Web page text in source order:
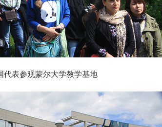
代表参观蒙尔大学教学基地